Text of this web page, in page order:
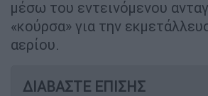
μέσω του εντεινόμενου
«κούρσα» για την
αερίου.
ΔΙΑΒΑΣΤΕ ΕΠΙΣΗΣ